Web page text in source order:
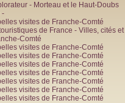
- Morteau et le Haut-Doubs
-
visites de Franche-Comté
de France - Villes, cités et
Comté
visites de Franche-Comté
visites de Franche-Comté
visites de Franche-Comté
visites de Franche-Comté
visites de Franche-Comté
visites de Franche-Comté
visites de Franche-Comté